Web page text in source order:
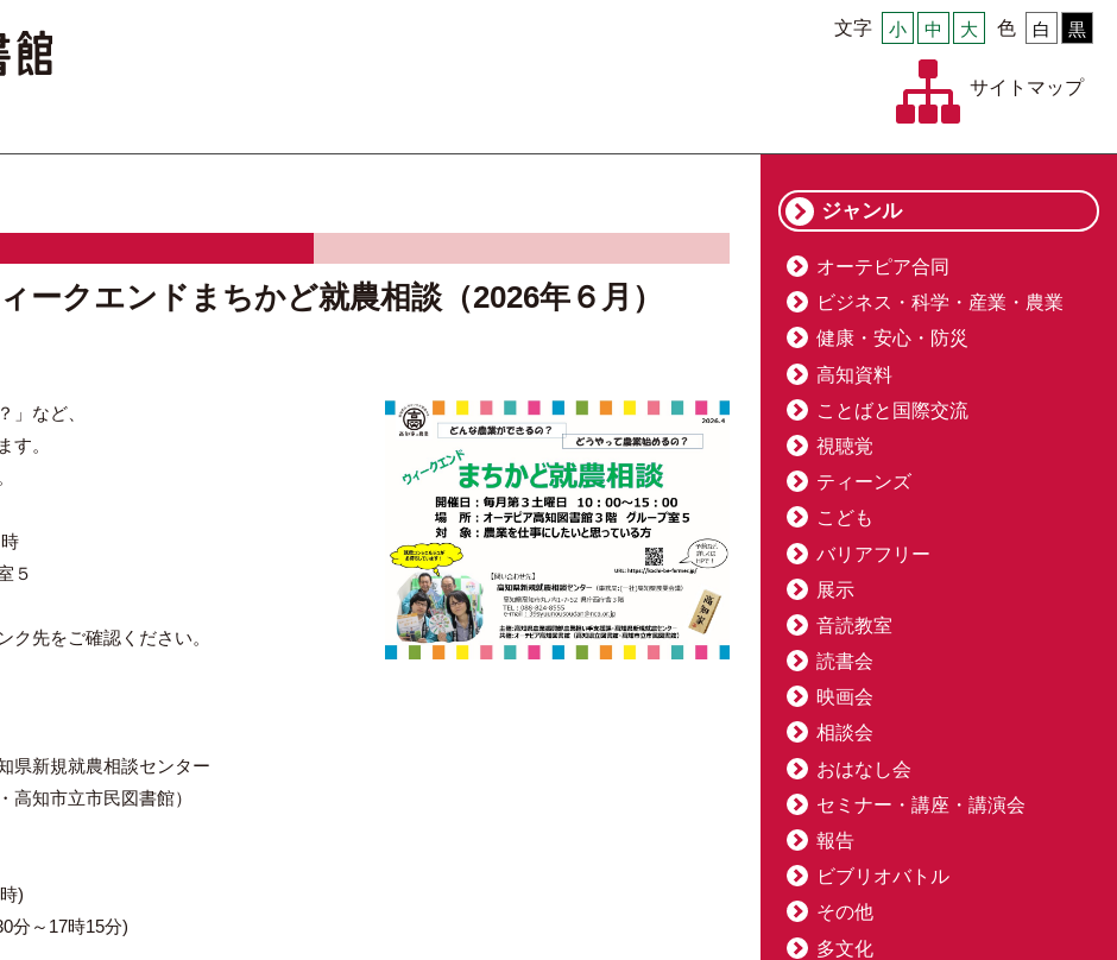
色 白 黒
文字 小 中 大
サイトマップ
ークエンドまちかど就農相談（2026年６月）
」など、
す。
５
先をご確認ください。
新規就農相談センター
知市立市民図書館）
)
～17時15分)
ジャンル
オーテピア合同
ビジネス・科学・産業・農業
健康・安心・防災
高知資料
ことばと国際交流
視聴覚
ティーンズ
こども
バリアフリー
展示
音読教室
読書会
映画会
相談会
おはなし会
セミナー・講座・講演会
報告
ビブリオバトル
その他
多文化